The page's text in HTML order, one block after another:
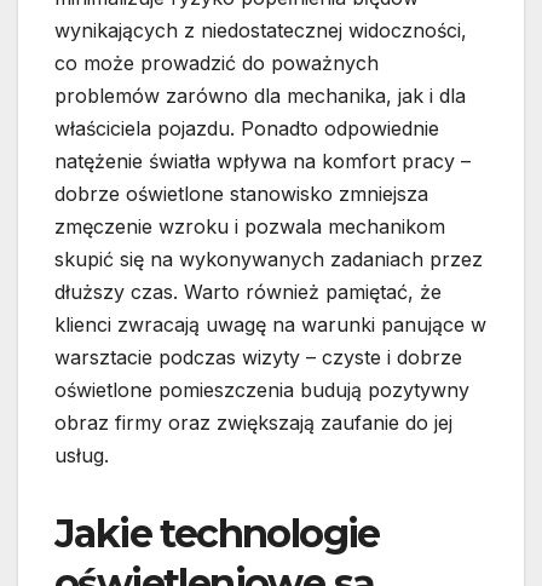
wynikających z niedostatecznej widoczności,
co może prowadzić do poważnych
problemów zarówno dla mechanika, jak i dla
właściciela pojazdu. Ponadto odpowiednie
natężenie światła wpływa na komfort pracy –
dobrze oświetlone stanowisko zmniejsza
zmęczenie wzroku i pozwala mechanikom
skupić się na wykonywanych zadaniach przez
dłuższy czas. Warto również pamiętać, że
klienci zwracają uwagę na warunki panujące w
warsztacie podczas wizyty – czyste i dobrze
oświetlone pomieszczenia budują pozytywny
obraz firmy oraz zwiększają zaufanie do jej
usług.
Jakie technologie